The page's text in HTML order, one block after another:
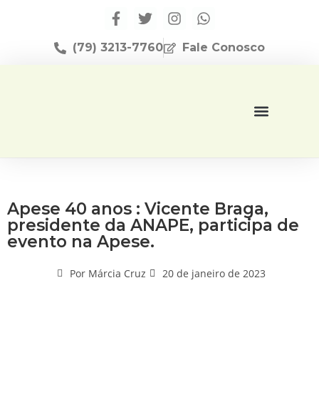
(79) 3213-7760 Fale Conosco
Apese 40 anos : Vicente Braga,
presidente da ANAPE, participa de
evento na Apese.
Por Márcia Cruz 20 de janeiro de 2023